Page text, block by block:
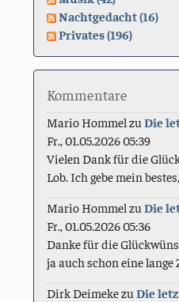
Nachtgedacht (16)
Privates (196)
Kommentare
Mario Hommel zuDie
Fr., 01.05.2026 05:39
Vielen Dank für die
Lob. Ich gebe mein
Mario Hommel zuDie
Fr., 01.05.2026 05:36
Danke für die
ja auch schon eine lange
Dirk DeimekezuDie